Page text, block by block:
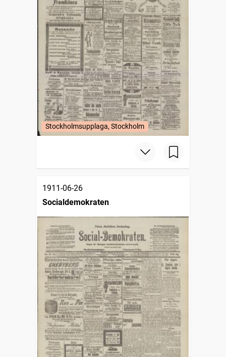
Stockholmsupplaga, Stockholm
1911-06-26
Socialdemokraten